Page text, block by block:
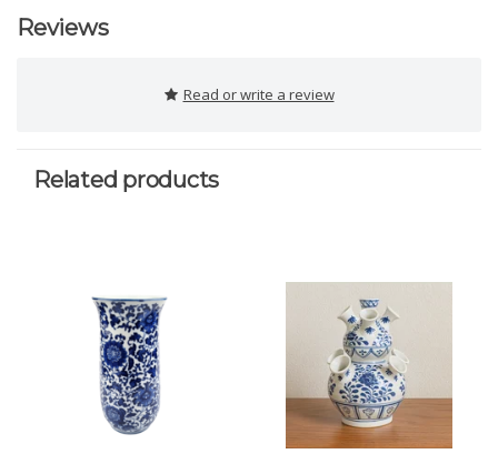
Reviews
Read or write a review
Related products